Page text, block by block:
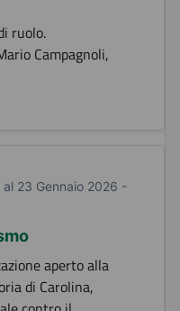
ruolo.
Campagnoli,
23 Gennaio 2026 -
aperto alla
di Carolina,